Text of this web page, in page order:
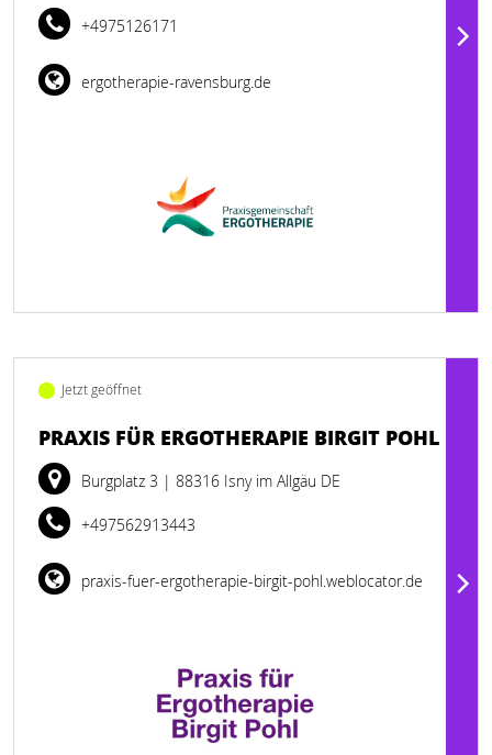
+4975126171
ergotherapie-ravensburg.de
Jetzt geöffnet
PRAXIS FÜR ERGOTHERAPIE BIRGIT POHL
Burgplatz 3 | 88316 Isny im Allgäu DE
+497562913443
praxis-fuer-ergotherapie-birgit-pohl.weblocator.de